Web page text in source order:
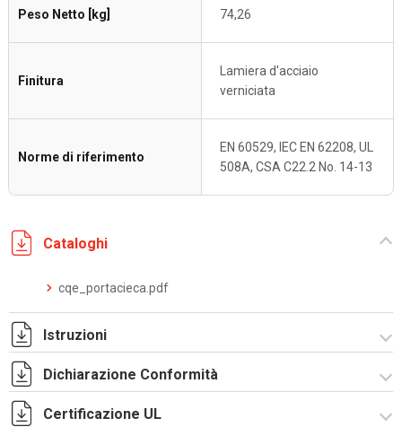
Peso Netto [kg] 74,26
Finitura
Lamiera d'acciaio
verniciata
Norme di riferimento
EN 60529, IEC EN 62208, UL
508A, CSA C22.2 No. 14-13
Cataloghi
cqe_portacieca.pdf
Istruzioni
Istruzioni di montaggio CQE_stampa.pdf
Dichiarazione Conformità
CE Declaration - CQE Rev.02.pdf
Certificazione UL